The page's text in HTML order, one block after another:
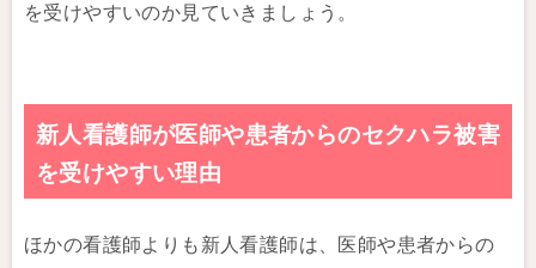
を受けやすいのか見ていきましょう。
新人看護師が医師や患者からのセクハラ被害
を受けやすい理由
ほかの看護師よりも新人看護師は、医師や患者からの